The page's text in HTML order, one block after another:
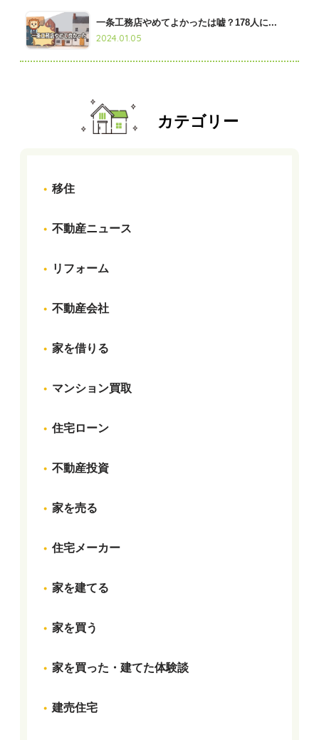
一条工務店やめてよかったは嘘？178人に...
2024.01.05
カテゴリー
移住
不動産ニュース
リフォーム
不動産会社
家を借りる
マンション買取
住宅ローン
不動産投資
家を売る
住宅メーカー
家を建てる
家を買う
家を買った・建てた体験談
建売住宅